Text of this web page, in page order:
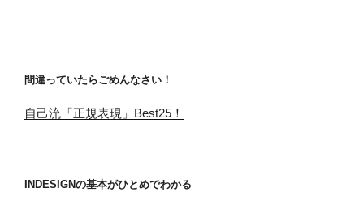
間違っていたらごめんなさい！
自己流「正規表現」Best25！
INDESIGNの基本がひとめでわかる